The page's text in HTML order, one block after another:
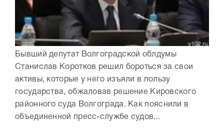
Бывший депутат Волгоградской облдумы
Станислав Коротков решил бороться за свои
активы, которые у него изъяли в пользу
государства, обжаловав решение Кировского
районного суда Волгограда. Как пояснили в
объединенной пресс-службе судов...